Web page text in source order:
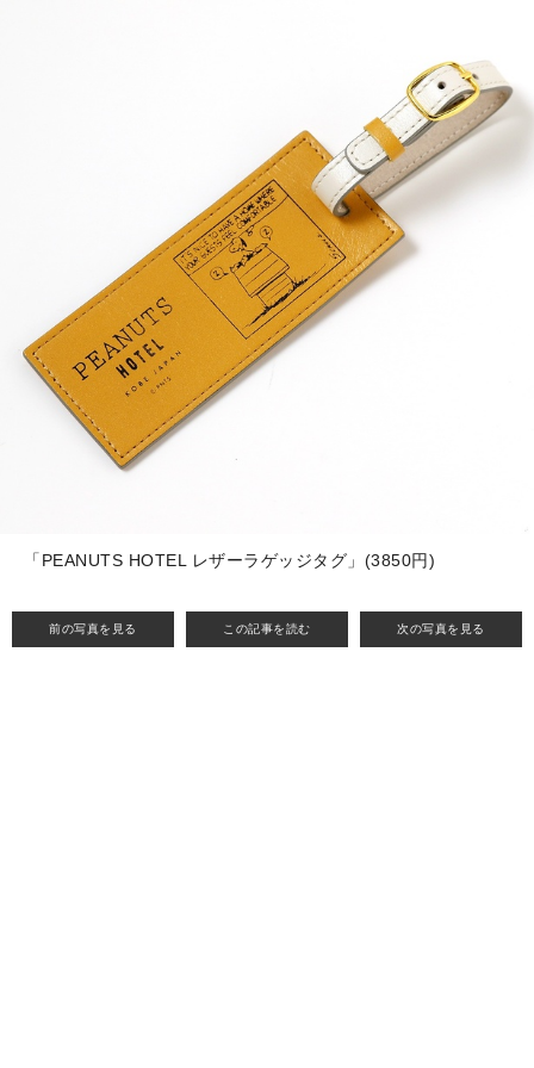
前の写真を見る この記事を読む 次の写真を見る
「PEANUTS HOTEL レザーラゲッジタグ​」(3850円)